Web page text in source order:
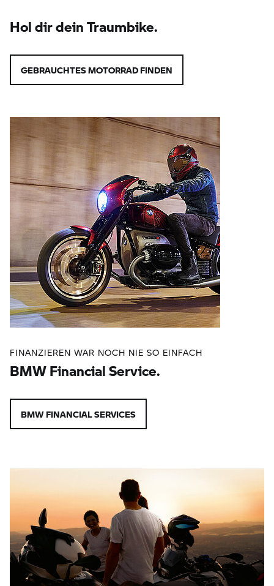
Hol dir dein Traumbike.
GEBRAUCHTES MOTORRAD FINDEN
FINANZIEREN WAR NOCH NIE SO EINFACH
BMW Financial Service.
BMW FINANCIAL SERVICES